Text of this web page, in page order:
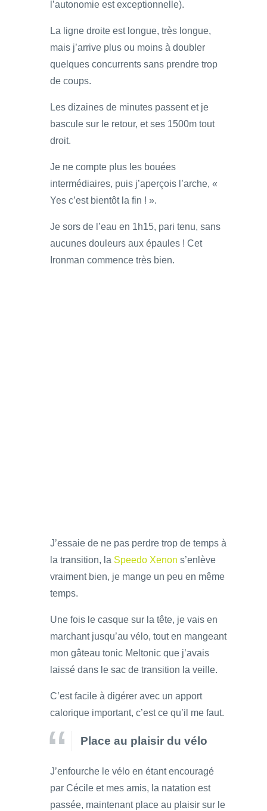
l’autonomie est exceptionnelle).
La ligne droite est longue, très longue,
mais j’arrive plus ou moins à doubler
quelques concurrents sans prendre trop
de coups.
Les dizaines de minutes passent et je
bascule sur le retour, et ses 1500m tout
droit.
Je ne compte plus les bouées
intermédiaires, puis j’aperçois l’arche, «
Yes c’est bientôt la fin ! ».
Je sors de l’eau en 1h15, pari tenu, sans
aucunes douleurs aux épaules ! Cet
Ironman commence très bien.
J’essaie de ne pas perdre trop de temps à
la transition, la Speedo Xenon s’enlève
vraiment bien, je mange un peu en même
temps.
Une fois le casque sur la tête, je vais en
marchant jusqu’au vélo, tout en mangeant
mon gâteau tonic Meltonic que j’avais
laissé dans le sac de transition la veille.
C’est facile à digérer avec un apport
calorique important, c’est ce qu’il me faut.
Place au plaisir du vélo
J’enfourche le vélo en étant encouragé
par Cécile et mes amis, la natation est
passée, maintenant place au plaisir sur le